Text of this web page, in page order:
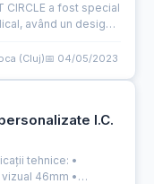
CIRCLE a fost special
având un design
de procedură. LED
(Cluj)📅 04/05/2023
I.C.
tehnice: •
46mm •